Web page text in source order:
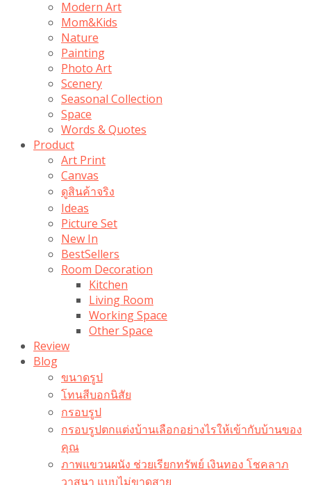
Modern Art
Mom&Kids
Nature
Painting
Photo Art
Scenery
Seasonal Collection
Space
Words & Quotes
Product
Art Print
Canvas
ดูสินค้าจริง
Ideas
Picture Set
New In
BestSellers
Room Decoration
Kitchen
Living Room
Working Space
Other Space
Review
Blog
ขนาดรูป
โทนสีบอกนิสัย
กรอบรูป
กรอบรูปตกแต่งบ้านเลือกอย่างไรให้เข้ากับบ้านของ
คุณ
ภาพแขวนผนัง ช่วยเรียกทรัพย์ เงินทอง โชคลาภ
วาสนา แบบไม่ขาดสาย